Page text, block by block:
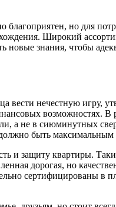
благоприятен, но для
Широкий
новые знания, чтобы
нечестную игру,
возможностях. В
а не в сиюминутных
быть
и защиту квартиры.
дорогая, но
сертифицированы в